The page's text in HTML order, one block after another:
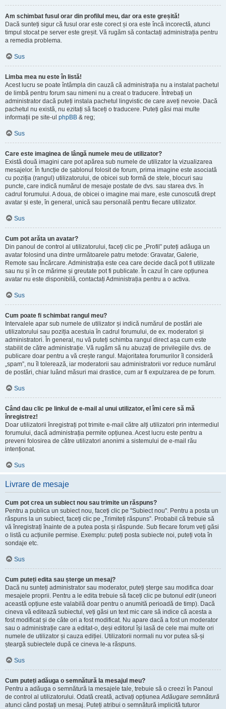
Am schimbat fusul orar din profilul meu, dar ora este greșită!
Dacă sunteți sigur că fusul orar este corect și ora este încă incorectă, atunci
timpul stocat pe server este greșit. Vă rugăm să contactați administrația pentru
a remedia problema.
Sus
Limba mea nu este în listă!
Acest lucru se poate întâmpla din cauză că administrația nu a instalat pachetul
de limbă pentru forum sau nimeni nu a creat o traducere. Întrebați un
administrator dacă puteți instala pachetul lingvistic de care aveți nevoie. Dacă
pachetul nu există, nu ezitați să faceți o traducere. Puteți găsi mai multe
informații pe site-ul phpBB & reg;
Sus
Care este imaginea de lângă numele meu de utilizator?
Există două imagini care pot apărea sub numele de utilizator la vizualizarea
mesajelor. În funcție de șablonul folosit de forum, prima imagine este asociată
cu poziția (rangul) utilizatorului, de obicei sub formă de stele, blocuri sau
puncte, care indică numărul de mesaje postate de dvs. sau starea dvs. în
cadrul forumului. A doua, de obicei o imagine mai mare, este cunoscută drept
avatar și este, în general, unică sau personală pentru fiecare utilizator.
Sus
Cum pot arăta un avatar?
Din panoul de control al utilizatorului, faceți clic pe „Profil” puteți adăuga un
avatar folosind una dintre următoarele patru metode: Gravatar, Galerie,
Remote sau Încărcare. Administrația este cea care decide dacă pot fi utilizate
sau nu și în ce mărime și greutate pot fi publicate. În cazul în care opțiunea
avatar nu este disponibilă, contactați Administrația pentru a o activa.
Sus
Cum poate fi schimbat rangul meu?
Intervalele apar sub numele de utilizator și indică numărul de postări ale
utilizatorului sau poziția acestuia în cadrul forumului, de ex. moderatori și
administratori. În general, nu vă puteți schimba rangul direct așa cum este
stabilit de către administrație. Vă rugăm să nu abuzați de privilegiile dvs. de
publicare doar pentru a vă crește rangul. Majoritatea forumurilor îl consideră
„spam”, nu îl tolerează, iar moderatorii sau administratorii vor reduce numărul
de postări, chiar luând măsuri mai drastice, cum ar fi expulzarea de pe forum.
Sus
Când dau clic pe linkul de e-mail al unui utilizator, el îmi cere să mă
înregistrez!
Doar utilizatorii înregistrați pot trimite e-mail către alți utilizatori prin intermediul
forumului, dacă administrația permite opțiunea. Acest lucru este pentru a
preveni folosirea de către utilizatori anonimi a sistemului de e-mail rău
intenționat.
Sus
Livrare de mesaje
Cum pot crea un subiect nou sau trimite un răspuns?
Pentru a publica un subiect nou, faceți clic pe "Subiect nou". Pentru a posta un
răspuns la un subiect, faceți clic pe „Trimiteți răspuns”. Probabil că trebuie să
vă înregistrați înainte de a putea posta și răspunde. Sub fiecare forum veți găsi
o listă cu acțiunile permise. Exemplu: puteți posta subiecte noi, puteți vota în
sondaje etc.
Sus
Cum puteți edita sau șterge un mesaj?
Dacă nu sunteți administrator sau moderator, puteți șterge sau modifica doar
mesajele proprii. Pentru a le edita trebuie să faceți clic pe butonul edit(uneori
această opțiune este valabilă doar pentru o anumită perioadă de timp). Dacă
cineva vă editează subiectul, veți găsi un text mic care să indice că acesta a
fost modificat și de câte ori a fost modificat. Nu apare dacă a fost un moderator
sau o administrație care a editat-o, deși editorul își lasă de cele mai multe ori
numele de utilizator și cauza ediției. Utilizatorii normali nu vor putea să-și
șteargă subiectele după ce cineva le-a răspuns.
Sus
Cum puteți adăuga o semnătură la mesajul meu?
Pentru a adăuga o semnătură la mesajele tale, trebuie să o creezi în Panoul
de control al utilizatorului. Odată creată, activați opțiuneaAdăugare semnătură
atunci când postați un mesaj. Puteți atribui o semnătură implicită tuturor